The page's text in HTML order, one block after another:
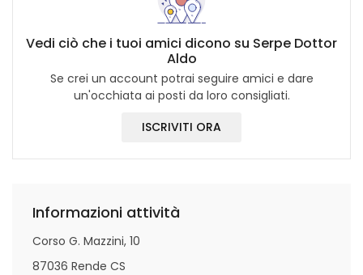
Vedi ciò che i tuoi amici dicono su Serpe Dottor
Aldo
Se crei un account potrai seguire amici e dare
un'occhiata ai posti da loro consigliati.
ISCRIVITI ORA
Informazioni attività
Corso G. Mazzini, 10
87036 Rende CS